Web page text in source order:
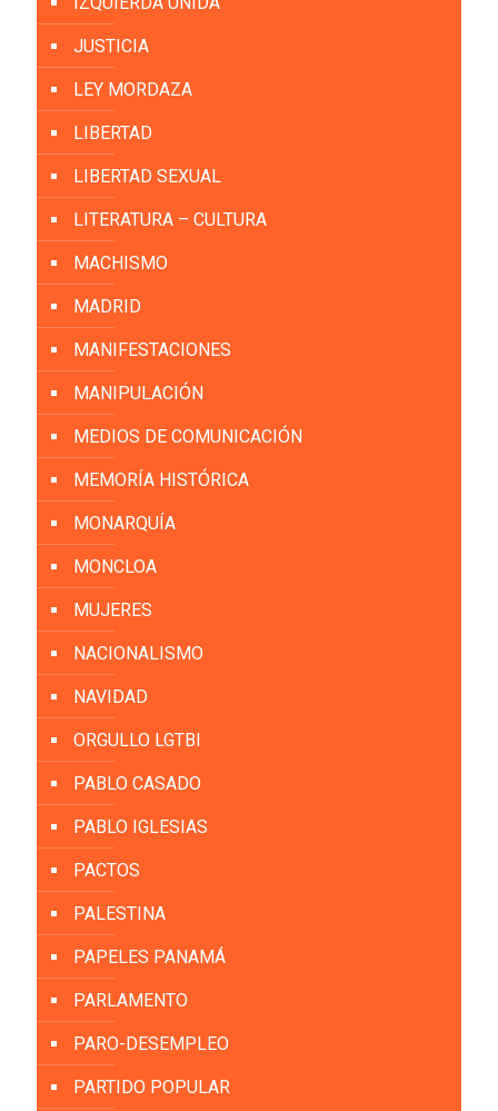
JUSTICIA
LEY MORDAZA
LIBERTAD
LIBERTAD SEXUAL
LITERATURA – CULTURA
MACHISMO
MADRID
MANIFESTACIONES
MANIPULACIÓN
MEDIOS DE COMUNICACIÓN
MEMORÍA HISTÓRICA
MONARQUÍA
MONCLOA
MUJERES
NACIONALISMO
NAVIDAD
ORGULLO LGTBI
PABLO CASADO
PABLO IGLESIAS
PACTOS
PALESTINA
PAPELES PANAMÁ
PARLAMENTO
PARO-DESEMPLEO
PARTIDO POPULAR